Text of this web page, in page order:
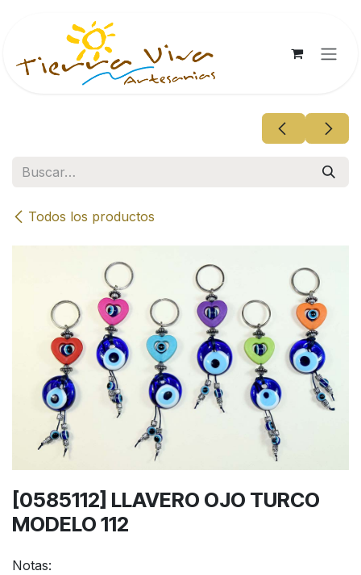
Todos los productos
[0585112] LLAVERO OJO TURCO
MODELO 112
Notas: